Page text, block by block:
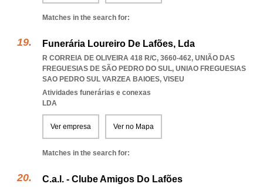
Matches in the search for:
Funerária Loureiro De Lafões, Lda
R CORREIA DE OLIVEIRA 418 R/C, 3660-462, UNIÃO DAS
FREGUESIAS DE SÃO PEDRO DO SUL, UNIAO FREGUESIAS
SAO PEDRO SUL VARZEA BAIOES, VISEU
Atividades funerárias e conexas
LDA
Ver empresa Ver no Mapa
Matches in the search for:
C.a.l. - Clube Amigos Do Lafões